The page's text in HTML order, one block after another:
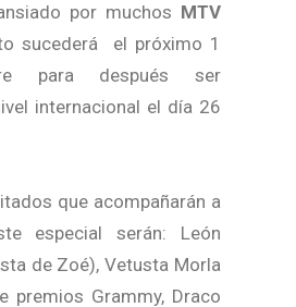
por muchos MTV
sucederá el próximo 1
para después ser
internacional el día 26
que acompañarán a
especial serán: León
de Zoé), Vetusta Morla
premios Grammy, Draco